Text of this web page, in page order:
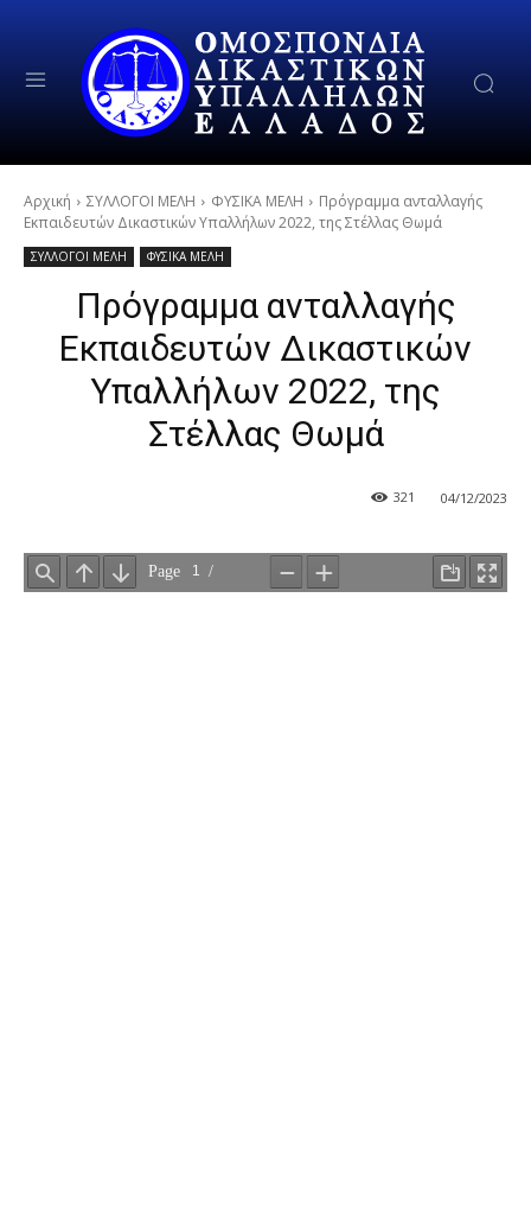
Αρχική ΣΥΛΛΟΓΟΙ ΜΕΛΗ ΦΥΣΙΚΑ ΜΕΛΗ
Πρόγραμμα ανταλλαγής
Εκπαιδευτών Δικαστικών Υπαλλήλων 2022, της Στέλλας Θωμά
ΣΥΛΛΟΓΟΙ ΜΕΛΗ ΦΥΣΙΚΑ ΜΕΛΗ
Πρόγραμμα ανταλλαγής
Εκπαιδευτών Δικαστικών
Υπαλλήλων 2022, της
Στέλλας Θωμά
321 04/12/2023